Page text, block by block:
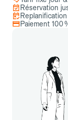
Réservation
Paiement 100